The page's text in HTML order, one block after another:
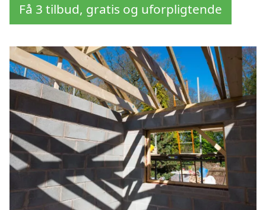
Få 3 tilbud, gratis og uforpligtende